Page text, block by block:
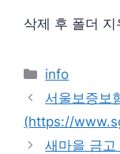
삭제 후 폴더
카
테
고
리
info
서울보증보
(https://
새마을 금고